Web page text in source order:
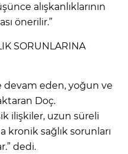
alışkanlıklarının
önerilir.”
SORUNLARINA
devam eden, yoğun ve
Doç.
ilişkiler, uzun süreli
kronik sağlık sorunları
dedi.